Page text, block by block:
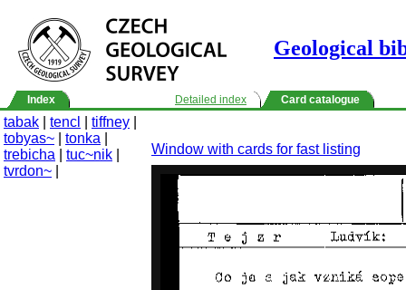
Geological
Index
tabak tencl tiffney
tobyas~
tonka
trebicha
tuc~nik
tvrdon~
Detailed index Card catalogue
Window with cards for fast listing